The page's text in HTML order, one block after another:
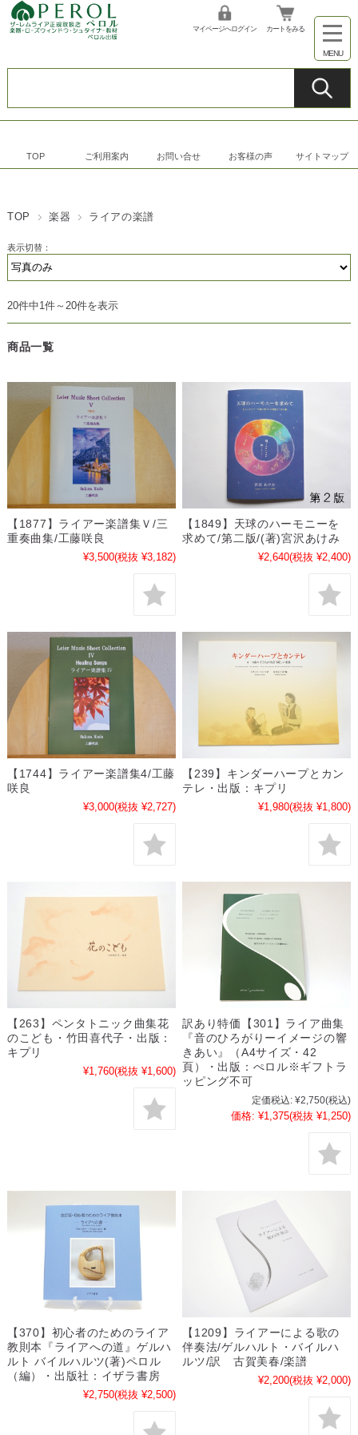
マイページへログイン カートをみる
TOP ご利用案内 お問い合せ お客様の声 サイトマップ
TOP 楽器 ライアの楽譜
表示切替：
20件中1件～20件を表示
商品一覧
【1877】ライアー楽譜集Ｖ/三
重奏曲集/工藤咲良
¥3,500(税抜 ¥3,182)
【1849】天球のハーモニーを
求めて/第二版/(著)宮沢あけみ
¥2,640(税抜 ¥2,400)
【1744】ライアー楽譜集4/工藤
咲良
¥3,000(税抜 ¥2,727)
【239】キンダーハープとカン
テレ・出版：キプリ
¥1,980(税抜 ¥1,800)
【263】ペンタトニック曲集花
のこども・竹田喜代子・出版：
キプリ
¥1,760(税抜 ¥1,600)
訳あり特価【301】ライア曲集
『音のひろがりーイメージの響
きあい』（A4サイズ・42
頁）・出版：ぺロル※ギフトラ
ッピング不可
定価税込: ¥2,750(税込)
価格: ¥1,375(税抜 ¥1,250)
【370】初心者のためのライア
教則本『ライアへの道』ゲルハ
ルト バイルハルツ(著)ペロル
（編）・出版社：イザラ書房
¥2,750(税抜 ¥2,500)
【1209】ライアーによる歌の
伴奏法/ゲルハルト・バイルハ
ルツ/訳 古賀美春/楽譜
¥2,200(税抜 ¥2,000)